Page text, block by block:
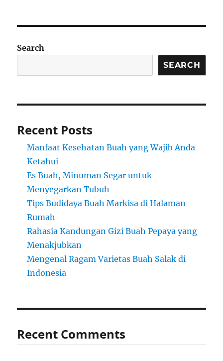
Search
SEARCH
Recent Posts
Manfaat Kesehatan Buah yang Wajib Anda
Ketahui
Es Buah, Minuman Segar untuk
Menyegarkan Tubuh
Tips Budidaya Buah Markisa di Halaman
Rumah
Rahasia Kandungan Gizi Buah Pepaya yang
Menakjubkan
Mengenal Ragam Varietas Buah Salak di
Indonesia
Recent Comments